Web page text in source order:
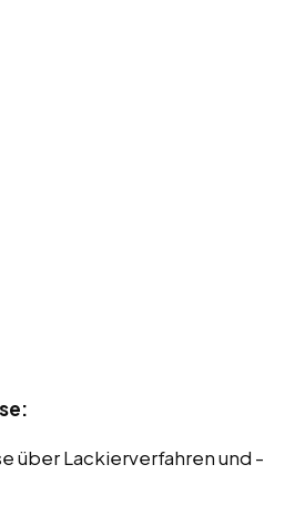
über Lackierverfahren und -